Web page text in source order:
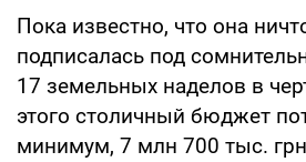
Пока известно, что она
подписалась под
17 земельных наделов в
этого столичный бюджет
минимум, 7 млн 700 тыс.